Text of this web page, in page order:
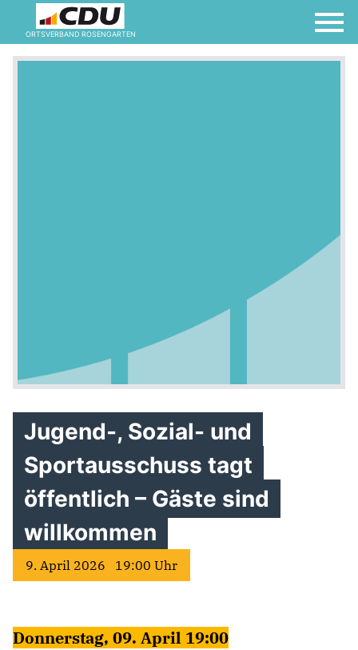
ORTSVERBAND ROSENGARTEN
Jugend-, Sozial- und
Sportausschuss tagt
öffentlich – Gäste sind
willkommen
9. April 2026 19:00 Uhr
Donnerstag, 09. April 19:00